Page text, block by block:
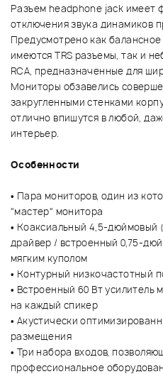
Разъем headphone jack имеет
отключения звука динамиков
Предусмотрено как
имеются TRS разъемы, так и
RCA, предназначенные для
Мониторы обзавелись
закругленными стенками
отлично впишутся в любой,
интерьер.
Особенности
• Пара мониторов, один из
"мастер" монитора
• Коаксиальный 4,5-дюймовый
драйвер / встроенный 0,75-
мягким куполом
• Контурный низкочастотный
• Встроенный 60 Вт усилитель
на каждый спикер
• Акустически
размещения
• Три набора входов,
профессиональное